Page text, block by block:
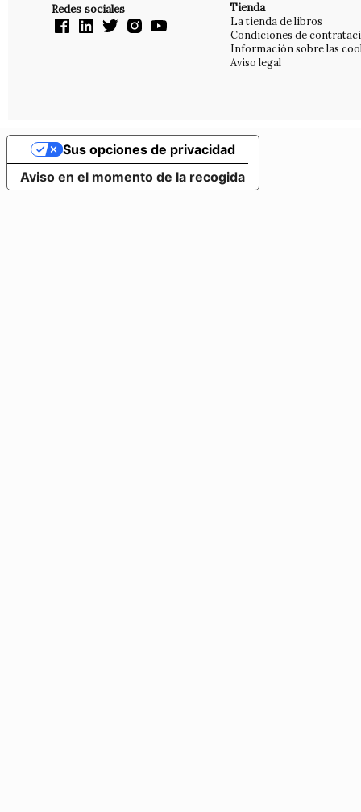
Redes sociales Tienda
La tienda de libros
Condiciones de
Información sobre las
Aviso legal
Aviso en el momento de la recogida
Sus opciones de privacidad